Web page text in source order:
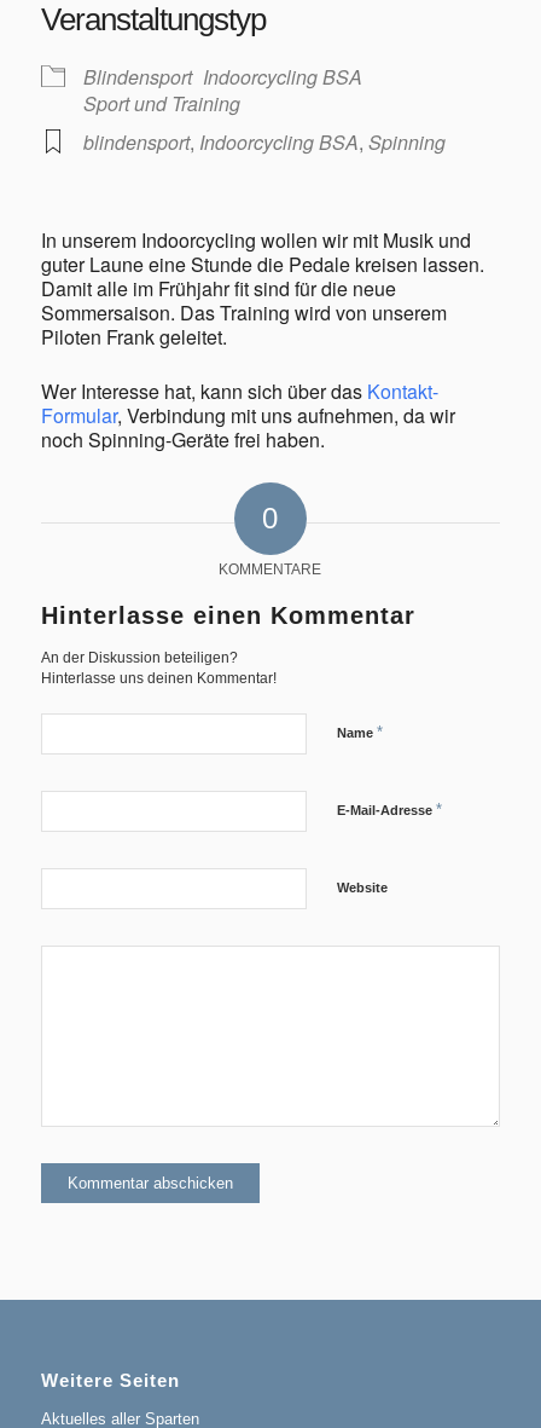
Veranstaltungstyp
Blindensport Indoorcycling BSA
Sport und Training
blindensport, Indoorcycling BSA, Spinning
In unserem Indoorcycling wollen wir mit Musik und
guter Laune eine Stunde die Pedale kreisen lassen.
Damit alle im Frühjahr fit sind für die neue
Sommersaison. Das Training wird von unserem
Piloten Frank geleitet.
Wer Interesse hat, kann sich über das Kontakt-
Formular, Verbindung mit uns aufnehmen, da wir
noch Spinning-Geräte frei haben.
0
KOMMENTARE
Hinterlasse einen Kommentar
An der Diskussion beteiligen?
Hinterlasse uns deinen Kommentar!
Name *
E-Mail-Adresse *
Website
Weitere Seiten
Aktuelles aller Sparten